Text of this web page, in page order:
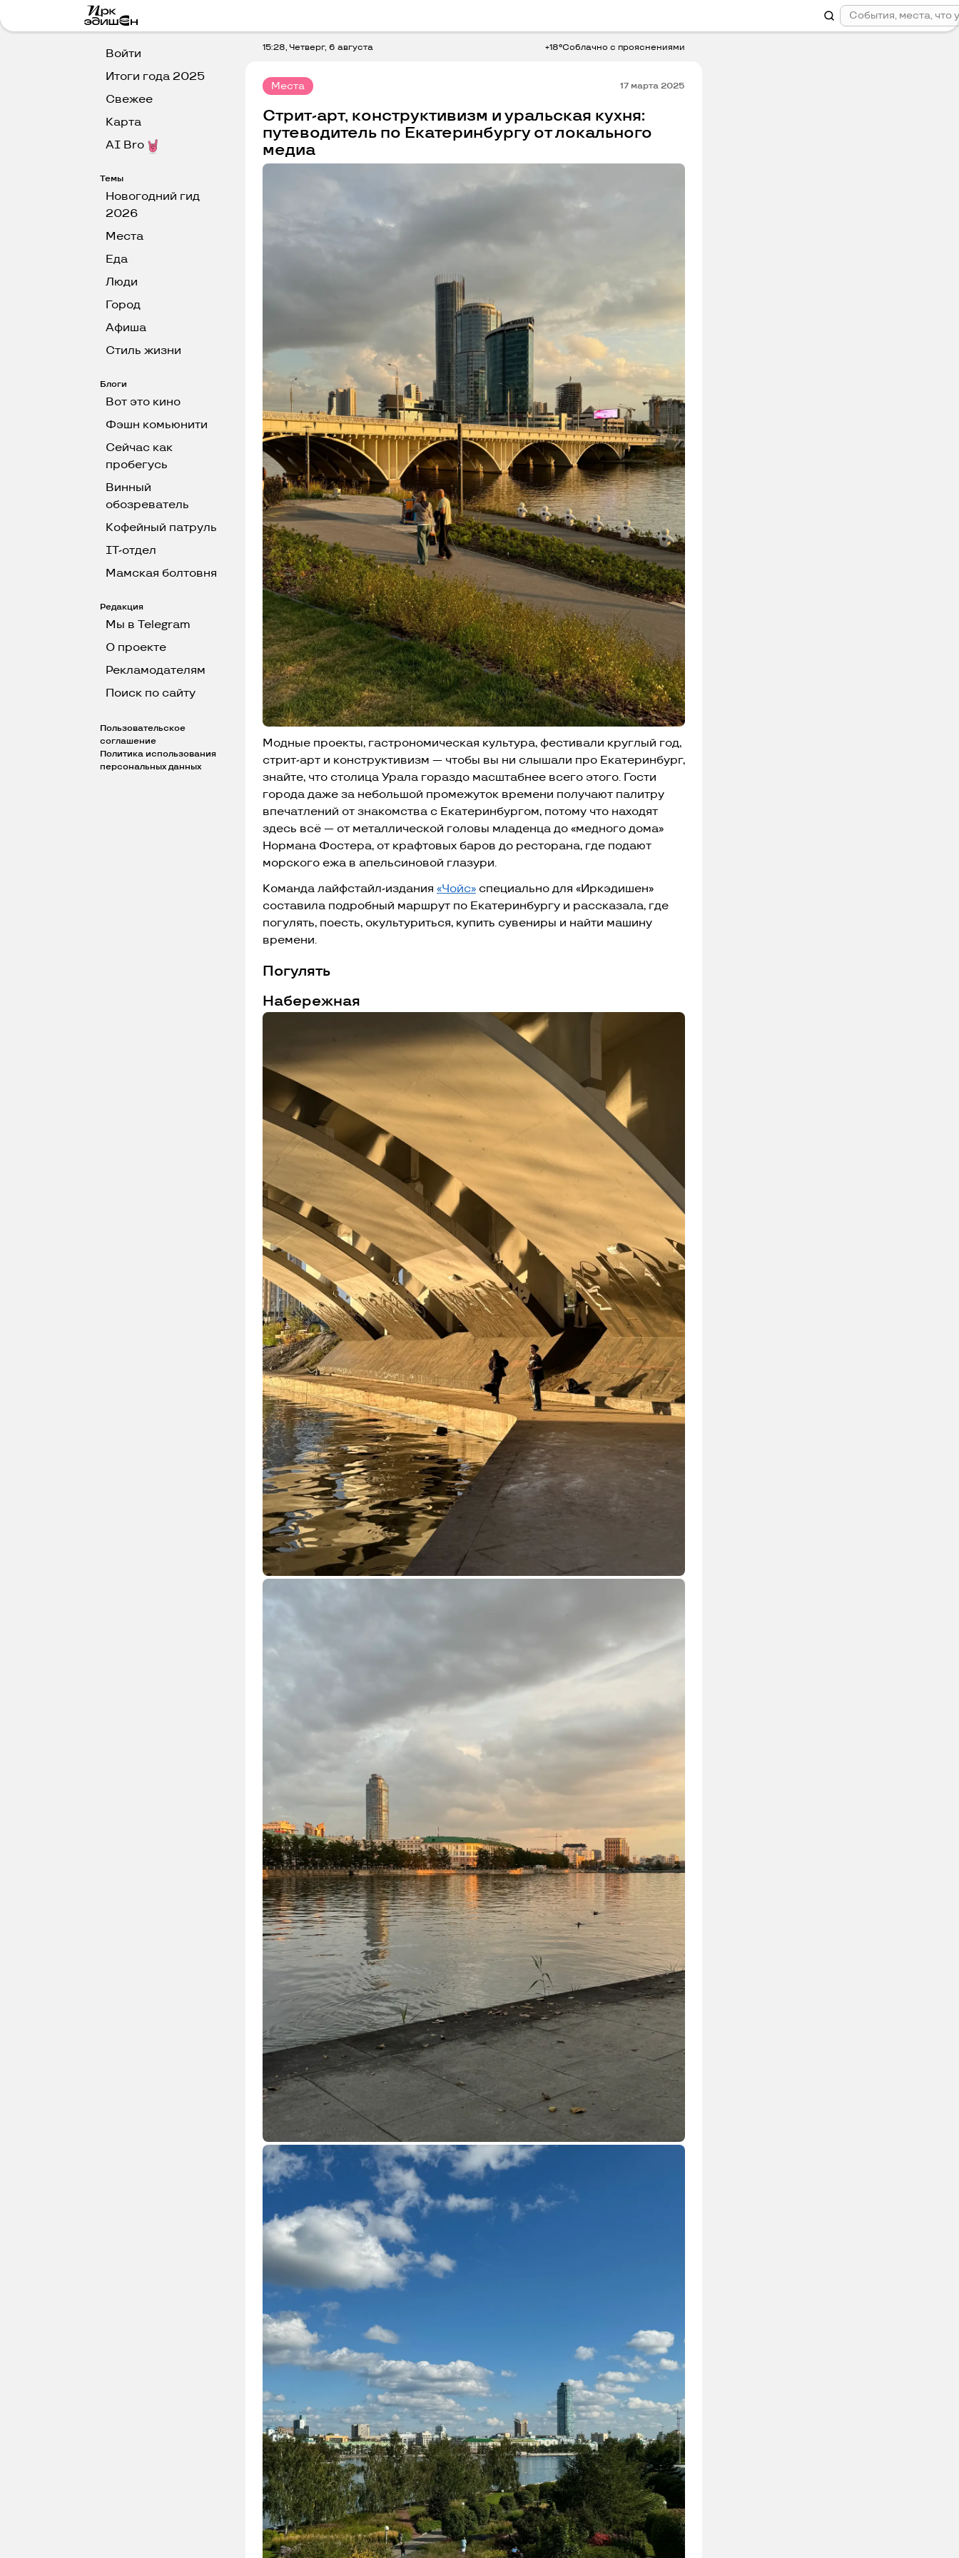
Войти
Итоги года 2025
Свежее
Карта
AI Bro
Темы
Новогодний гид
2026
Места
Еда
Люди
Город
Афиша
Стиль жизни
Блоги
Вот это кино
Фэшн комьюнити
Сейчас как
пробегусь
Винный
обозреватель
Кофейный патруль
IT-отдел
Мамская болтовня
Редакция
Мы в Telegram
О проекте
Рекламодателям
Поиск по сайту
Пользовательское
соглашение
Политика использования
персональных данных
15:28, Четверг, 6 августа +18°Cоблачно с прояснениями
Места 17 марта 2025
Стрит-арт, конструктивизм и уральская кухня:
путеводитель по Екатеринбургу от локального
медиа
Модные проекты, гастрономическая культура, фестивали круглый год,
стрит-арт и конструктивизм — чтобы вы ни слышали про Екатеринбург,
знайте, что столица Урала гораздо масштабнее всего этого. Гости
города даже за небольшой промежуток времени получают палитру
впечатлений от знакомства с Екатеринбургом, потому что находят
здесь всё — от металлической головы младенца до «медного дома»
Нормана Фостера, от крафтовых баров до ресторана, где подают
морского ежа в апельсиновой глазури.
Команда лайфстайл-издания «Чойс» специально для «Иркэдишен»
составила подробный маршрут по Екатеринбургу и рассказала, где
погулять, поесть, окультуриться, купить сувениры и найти машину
времени.
Погулять
Набережная